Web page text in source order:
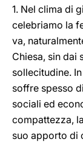
1. Nel clima di
celebriamo la
va,
Chiesa, sin dai
sollecitudine.
soffre spesso
sociali ed
compattezza,
suo apporto di